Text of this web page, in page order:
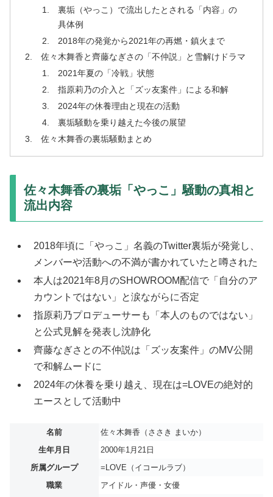
裏垢（やっこ）で流出したとされる「内容」の
具体例
2018年の発覚から2021年の再燃・鎮火まで
佐々木舞香と齊藤なぎさの「不仲説」と雪解けドラマ
2021年夏の「冷戦」状態
指原莉乃の介入と「ズッ友案件」による和解
2024年の休養理由と現在の活動
裏垢騒動を乗り越えた今後の展望
佐々木舞香の裏垢騒動まとめ
佐々木舞香の裏垢「やっこ」騒動の真相と
流出内容
2018年頃に「やっこ」名義のTwitter裏垢が発覚し、
メンバーや活動への不満が書かれていたと噂された
本人は2021年8月のSHOWROOM配信で「自分のア
カウントではない」と涙ながらに否定
指原莉乃プロデューサーも「本人のものではない」
と公式見解を発表し沈静化
齊藤なぎさとの不仲説は「ズッ友案件」のMV公開
で和解ムードに
2024年の休養を乗り越え、現在は=LOVEの絶対的
エースとして活動中
名前
佐々木舞香（ささき まいか）
生年月日
2000年1月21日
所属グループ
=LOVE（イコールラブ）
職業
アイドル・声優・女優